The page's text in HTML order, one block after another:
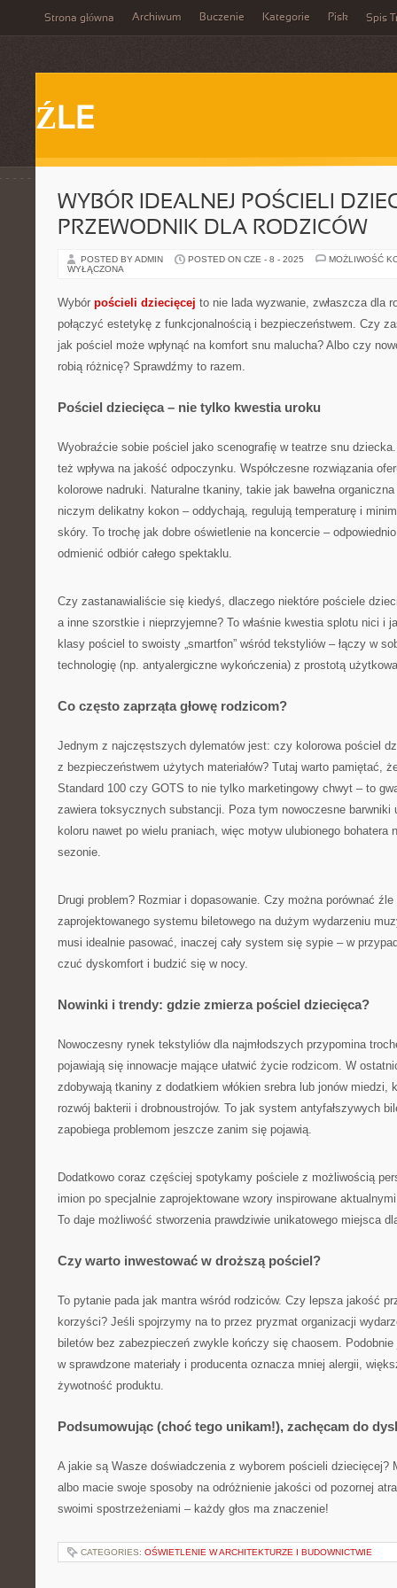
Strona główna Archiwum Buczenie Kategorie Pisk Spis
ŹLE
WYBÓR IDEALNEJ POŚCIELI
PRZEWODNIK DLA RODZICÓW
POSTED BY ADMIN POSTED ON CZE - 8 - 2025
MOŻLIWOŚĆ
WYŁĄCZONA
Wybór pościeli dziecięcej to nie lada wyzwanie, zwłaszcza dla
połączyć estetykę z funkcjonalnością i bezpieczeństwem. Czy
jak pościel może wpłynąć na komfort snu malucha? Albo czy
robią różnicę? Sprawdźmy to razem.
Pościel dziecięca – nie tylko kwestia uroku
Wyobraźcie sobie pościel jako scenografię w teatrze snu
też wpływa na jakość odpoczynku. Współczesne rozwiązania
kolorowe nadruki. Naturalne tkaniny, takie jak bawełna
niczym delikatny kokon – oddychają, regulują temperaturę i
skóry. To trochę jak dobre oświetlenie na koncercie –
odmienić odbiór całego spektaklu.
Czy zastanawialiście się kiedyś, dlaczego niektóre pościele
a inne szorstkie i nieprzyjemne? To właśnie kwestia splotu nici i
klasy pościel to swoisty „smartfon” wśród tekstyliów – łączy w
technologię (np. antyalergiczne wykończenia) z prostotą
Co często zaprząta głowę rodzicom?
Jednym z najczęstszych dylematów jest: czy kolorowa pościel
z bezpieczeństwem użytych materiałów? Tutaj warto pamiętać,
Standard 100 czy GOTS to nie tylko marketingowy chwyt – to
zawiera toksycznych substancji. Poza tym nowoczesne barwniki
koloru nawet po wielu praniach, więc motyw ulubionego bohatera
sezonie.
Drugi problem? Rozmiar i dopasowanie. Czy można porównać
zaprojektowanego systemu biletowego na dużym wydarzeniu
musi idealnie pasować, inaczej cały system się sypie – w
czuć dyskomfort i budzić się w nocy.
Nowinki i trendy: gdzie zmierza pościel dziecięca?
Nowoczesny rynek tekstyliów dla najmłodszych przypomina
pojawiają się innowacje mające ułatwić życie rodzicom. W
zdobywają tkaniny z dodatkiem włókien srebra lub jonów miedzi,
rozwój bakterii i drobnoustrojów. To jak system antyfałszywych
zapobiega problemom jeszcze zanim się pojawią.
Dodatkowo coraz częściej spotykamy pościele z możliwością
imion po specjalnie zaprojektowane wzory inspirowane
To daje możliwość stworzenia prawdziwie unikatowego miejsca
Czy warto inwestować w droższą pościel?
To pytanie pada jak mantra wśród rodziców. Czy lepsza jakość
korzyści? Jeśli spojrzymy na to przez pryzmat organizacji
biletów bez zabezpieczeń zwykle kończy się chaosem.
w sprawdzone materiały i producenta oznacza mniej alergii,
żywotność produktu.
Podsumowując (choć tego unikam!), zachęcam do
A jakie są Wasze doświadczenia z wyborem pościeli dziecięcej?
albo macie swoje sposoby na odróżnienie jakości od pozornej
swoimi spostrzeżeniami – każdy głos ma znaczenie!
CATEGORIES: OŚWIETLENIE W ARCHITEKTURZE I BUDOWNICTWIE